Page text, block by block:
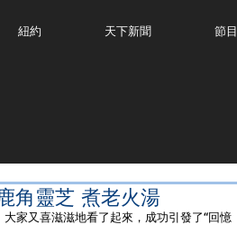
紐約 天下新聞 節目
角靈芝 煮老火湯
家又喜滋滋地看了起來，成功引發了“回憶